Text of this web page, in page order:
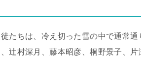
たちは、冷え切った雪の中で通常通
辻村深月、藤本昭彦、桐野景子、